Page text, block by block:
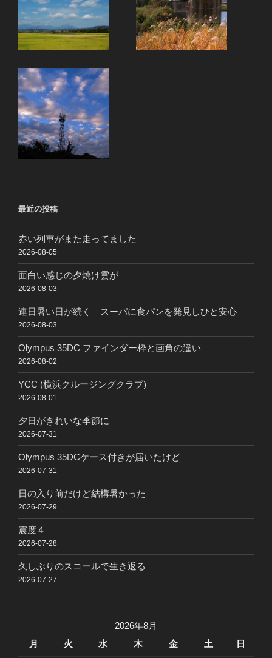
最近の投稿
赤い列車がまた走ってました
2026-08-05
面白い感じの夕焼け雲が
2026-08-03
連日暑い日が続く スーパに食パンを発見しひと安心
2026-08-03
Olympus 35DC ファインダー枠と画角の違い
2026-08-02
YCC (横浜クルージングクラブ)
2026-08-01
夕日がきれいな季節に
2026-07-31
Olympus 35DCケース付きが届いたけど
2026-07-31
日の入り前だけど結構暑かった
2026-07-29
震度４
2026-07-28
久しぶりのスコールで生き返る
2026-07-27
2026年8月
月
火 水 木 金 土 日